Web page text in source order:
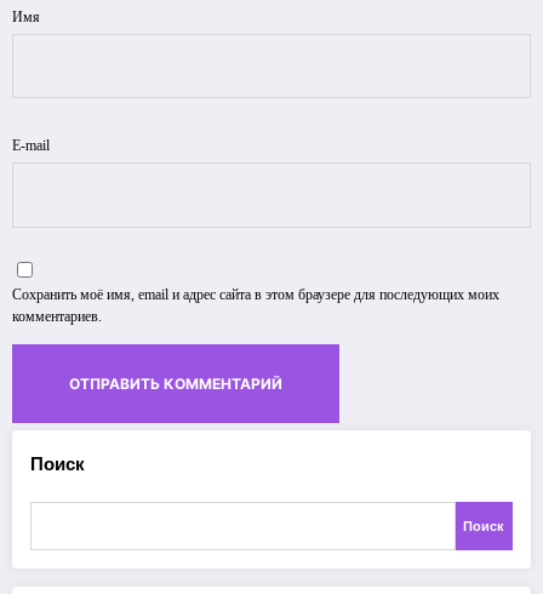
Имя
E-mail
Сохранить моё имя, email и адрес сайта в этом браузере для последующих моих
комментариев.
Поиск
Поиск